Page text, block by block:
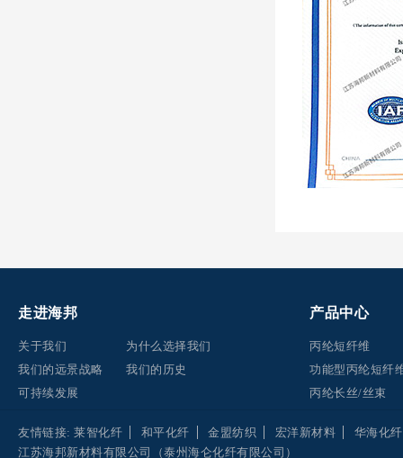
走进海邦
关于我们
为什么选择我们
我们的远景战略
我们的历史
可持续发展
产品中心
丙纶短纤维
功能型丙纶短纤
丙纶长丝/丝束
友情链接: 莱智化纤 和平化纤 金盟纺织 宏洋新材料
华海化纤
江苏海邦新材料有限公司（泰州海仑化纤有限公司）